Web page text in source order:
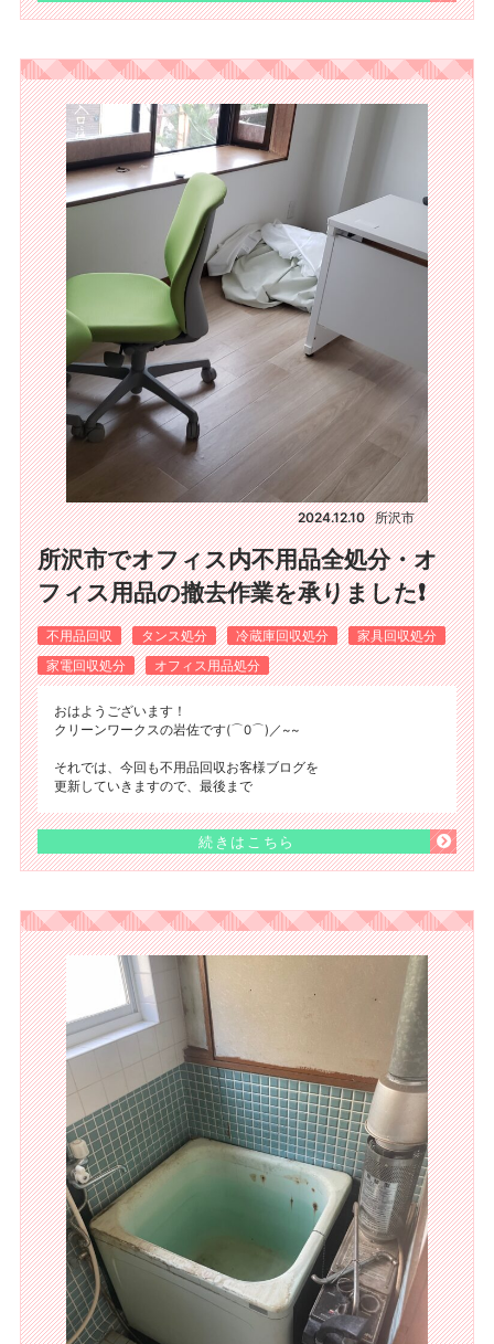
2024.12.10 所沢市
所沢市でオフィス内不用品全処分・オ
フィス用品の撤去作業を承りました❗
不用品回収 タンス処分 冷蔵庫回収処分
家具回収処分
家電回収処分
オフィス用品処分
おはようございます！
クリーンワークスの岩佐です(⌒0⌒)／~~
それでは、今回も不用品回収お客様ブログを
更新していきますので、最後まで
続きはこちら